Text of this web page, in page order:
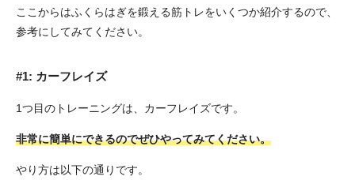
ここからはふくらはぎを鍛える筋トレをいくつか紹介するので、
参考にしてみてください。
#1: カーフレイズ
1つ目のトレーニングは、カーフレイズです。
非常に簡単にできるのでぜひやってみてください。
やり方は以下の通りです。